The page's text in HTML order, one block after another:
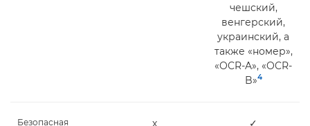
чешский,
венгерский,
украинский, а
также «номер»,
«OCR-A», «OCR-
B»4
Безопасная
х ✓